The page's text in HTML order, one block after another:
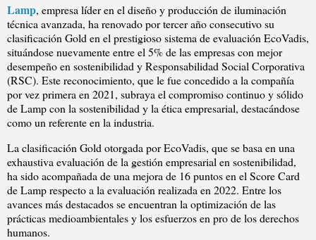
Lamp, empresa líder en el diseño y producción de iluminación
técnica avanzada, ha renovado por tercer año consecutivo su
clasificación Gold en el prestigioso sistema de evaluación EcoVadis,
situándose nuevamente entre el 5% de las empresas con mejor
desempeño en sostenibilidad y Responsabilidad Social Corporativa
(RSC). Este reconocimiento, que le fue concedido a la compañía
por vez primera en 2021, subraya el compromiso continuo y sólido
de Lamp con la sostenibilidad y la ética empresarial, destacándose
como un referente en la industria.
La clasificación Gold otorgada por EcoVadis, que se basa en una
exhaustiva evaluación de la gestión empresarial en sostenibilidad,
ha sido acompañada de una mejora de 16 puntos en el Score Card
de Lamp respecto a la evaluación realizada en 2022. Entre los
avances más destacados se encuentran la optimización de las
prácticas medioambientales y los esfuerzos en pro de los derechos
humanos.